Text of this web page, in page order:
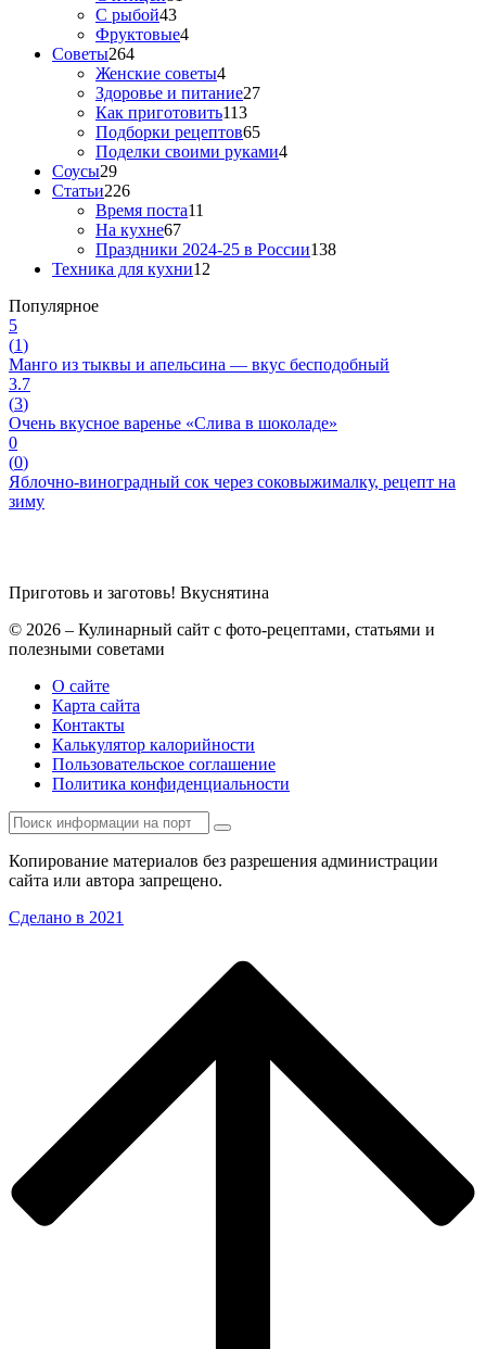
С рыбой43
Фруктовые4
Советы264
Женские советы4
Здоровье и питание27
Как приготовить113
Подборки рецептов65
Поделки своими руками4
Соусы29
Статьи226
Время поста11
На кухне67
Праздники 2024-25 в России138
Техника для кухни12
Популярное
5
(1)
Манго из тыквы и апельсина — вкус бесподобный
3.7
(3)
Очень вкусное варенье «Слива в шоколаде»
0
(0)
Яблочно-виноградный сок через соковыжималку, рецепт на
зиму
Приготовь и заготовь! Вкуснятина
© 2026 – Кулинарный сайт с фото-рецептами, статьями и
полезными советами
О сайте
Карта сайта
Контакты
Калькулятор калорийности
Пользовательское соглашение
Политика конфиденциальности
Копирование материалов без разрешения администрации
сайта или автора запрещено.
Сделано в 2021